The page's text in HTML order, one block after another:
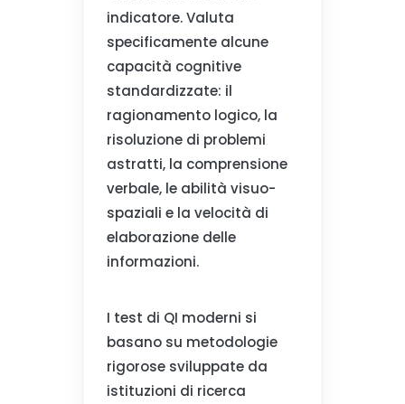
indicatore. Valuta
specificamente alcune
capacità cognitive
standardizzate: il
ragionamento logico, la
risoluzione di problemi
astratti, la comprensione
verbale, le abilità visuo-
spaziali e la velocità di
elaborazione delle
informazioni.
I test di QI moderni si
basano su metodologie
rigorose sviluppate da
istituzioni di ricerca